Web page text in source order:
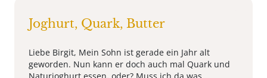
Joghurt, Quark, Butter
Liebe Birgit, Mein Sohn ist gerade ein Jahr alt
geworden. Nun kann er doch auch mal Quark und